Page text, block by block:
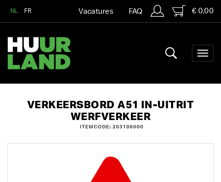
NL FR Vacatures FAQ € 0,00
VERKEERSBORD A51 IN-UITRIT
WERFVERKEER
ITEMCODE: 203106000